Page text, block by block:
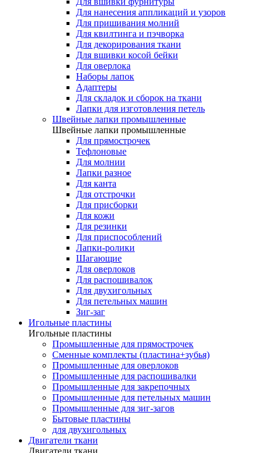
Для нанесения аппликаций и узоров
Для пришивания молний
Для квилтинга и пэчворка
Для декорирования ткани
Для вшивки косой бейки
Для оверлока
Наборы лапок
Адаптеры
Для складок и сборок на ткани
Лапки для изготовления петель
Швейные лапки промышленные
Швейные лапки промышленные
Для прямострочек
Тефлоновые
Для молнии
Лапки разное
Для канта
Для отстрочки
Для присборки
Для кожи
Для резинки
Для приспособлений
Лапки-ролики
Шагающие
Для оверлоков
Для распошивалок
Для двухигольных
Для петельных машин
Зиг-заг
Игольные пластины
Игольные пластины
Промышленные для прямострочек
Сменные комплекты (пластина+зубья)
Промышленные для оверлоков
Промышленные для распошивалки
Промышленные для закрепочных
Промышленные для петельных машин
Промышленные для зиг-загов
Бытовые пластины
для двухигольных
Двигатели ткани
Двигатели ткани